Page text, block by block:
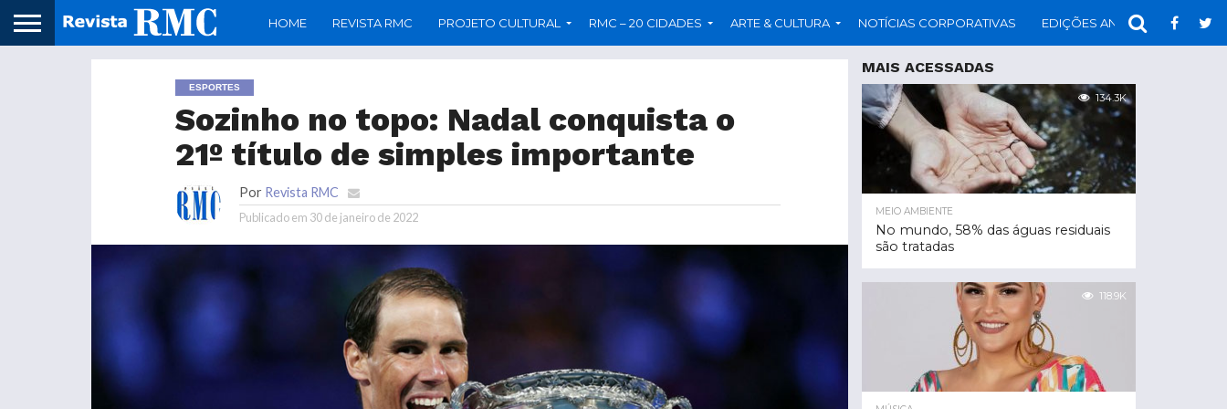
HOME REVISTA RMC PROJETO CULTURAL RMC – 20 CIDADES ARTE & CULTURA NOTÍCIAS CORPORATIVAS EDIÇÕES ANTERIORES
ESPORTES
Sozinho no topo: Nadal conquista o
21º título de simples importante
Por Revista RMC
Publicado em 30 de janeiro de 2022
MAIS ACESSADAS
134.3K
MEIO AMBIENTE
No mundo, 58% das águas residuais
são tratadas
118.9K